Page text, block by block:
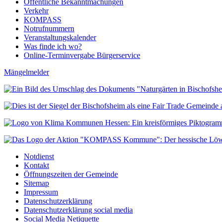
Verkehr
KOMPASS
Notrufnummern
Veranstaltungskalender
Was finde ich wo?
Online-Terminvergabe Bürgerservice
Mängelmelder
Notdienst
Kontakt
Öffnungszeiten der Gemeinde
Sitemap
Impressum
Datenschutzerklärung
Datenschutzerklärung social media
Social Media Netiquette